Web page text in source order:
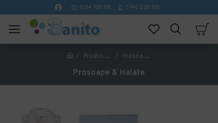
0314 100 110 0740 230 170
Produse Hoteliere Prosoape & Halate
Prosoape & Halate